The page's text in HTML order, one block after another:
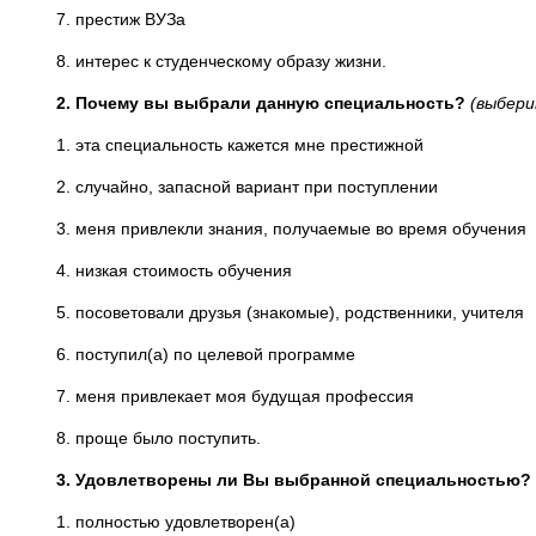
7. престиж ВУЗа
8. интерес к студенческому образу жизни.
2. Почему вы выбрали данную специальность?
1. эта специальность кажется мне престижной
2. случайно, запасной вариант при поступлении
3. меня привлекли знания, получаемые во время обучения
4. низкая стоимость обучения
5. посоветовали друзья (знакомые), родственники, учителя
6. поступил(а) по целевой программе
7. меня привлекает моя будущая профессия
8. проще было поступить.
3. Удовлетворены ли Вы выбранной специальностью?
1. полностью удовлетворен(а)